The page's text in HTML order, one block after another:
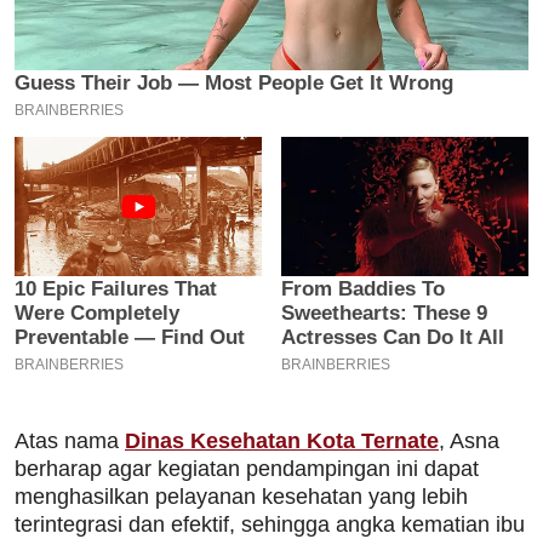
Atas nama Dinas Kesehatan Kota Ternate, Asna
berharap agar kegiatan pendampingan ini dapat
menghasilkan pelayanan kesehatan yang lebih
terintegrasi dan efektif, sehingga angka kematian ibu